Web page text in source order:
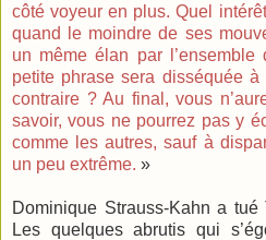
côté voyeur en plus. Quel
quand le moindre de ses
un même élan par
petite phrase sera disséquée
contraire ? Au final, vous
savoir, vous ne pourrez pas y
comme les autres, sauf à
un peu extrême. »
Dominique Strauss-Kahn a tué
Les quelques abrutis qui